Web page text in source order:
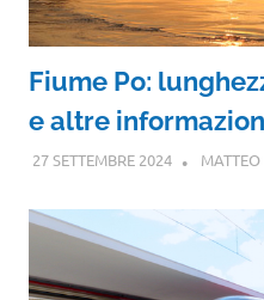
Fiume Po:
e altre
27 SETTEMBRE 2024